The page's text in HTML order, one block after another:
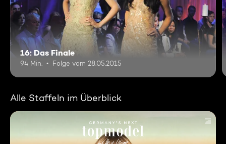
16: Das Finale
94 Min. Folge vom 28.05.2015
Alle Staffeln im Überblick